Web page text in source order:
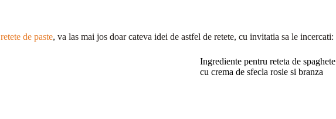
retete de paste, va las mai jos doar cateva idei de astfel de retete, cu invitatia sa le incercati:
Ingrediente pentru reteta de spaghete
cu crema de sfecla rosie si branza